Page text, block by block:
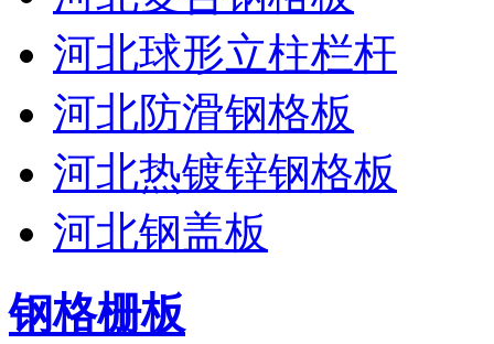
河北球形立柱栏杆
河北防滑钢格板
河北热镀锌钢格板
河北钢盖板
钢格栅板